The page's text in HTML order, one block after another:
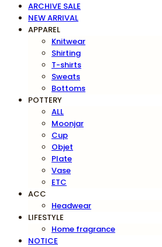
ARCHIVE SALE
NEW ARRIVAL
APPAREL
Knitwear
Shirting
T-shirts
Sweats
Bottoms
POTTERY
ALL
Moonjar
Cup
Objet
Plate
Vase
ETC
ACC
Headwear
LIFESTYLE
Home fragrance
NOTICE